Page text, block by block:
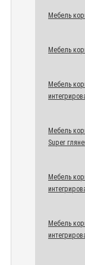
Мебель
Мебель
Мебель
Мебель
Super
Мебель
Мебель